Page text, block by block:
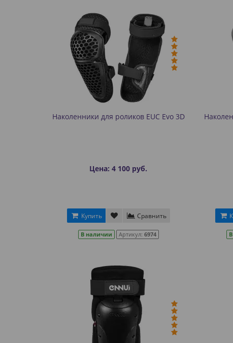
Наколенники для роликов EUC Evo 3D
Цена: 4 100 руб.
Купить Сравнить
В наличии Артикул: 6974